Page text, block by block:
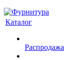
Каталог
Распродажа